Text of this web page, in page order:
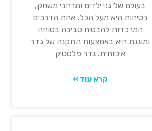
בעולם של גני ילדים ומרחבי משחק,
בטיחות היא מעל הכל. אחת הדרכים
המרכזיות להבטיח סביבה בטוחה
ומוגנת היא באמצעות התקנה של גדר
איכותית. גדר פלסטיק
קרא עוד »